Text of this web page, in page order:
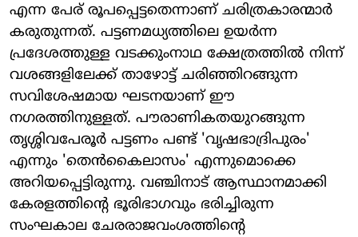
എന്ന പേര് രൂപപ്പെട്ടതെന്നാണ് ചരിത്രകാരന്മാർ
കരുതുന്നത്. പട്ടണമധ്യത്തിലെ ഉയർന്ന
പ്രദേശത്തുള്ള വടക്കുംനാഥ ക്ഷേത്രത്തിൽ നിന്ന്
വശങ്ങളിലേക്ക് താഴോട്ട് ചരിഞ്ഞിറങ്ങുന്ന
സവിശേഷമായ ഘടനയാണ് ഈ
നഗരത്തിനുള്ളത്. പൗരാണികതയുറങ്ങുന്ന
തൃശ്ശിവപേരൂർ പട്ടണം പണ്ട് 'വൃഷഭാദ്രിപുരം'
എന്നും 'തെൻകൈലാസം' എന്നുമൊക്കെ
അറിയപ്പെട്ടിരുന്നു. വഞ്ചിനാട് ആസ്ഥാനമാക്കി
കേരളത്തിന്റെ ഭൂരിഭാഗവും ഭരിച്ചിരുന്ന
സംഘകാല ചേരരാജവംശത്തിന്റെ